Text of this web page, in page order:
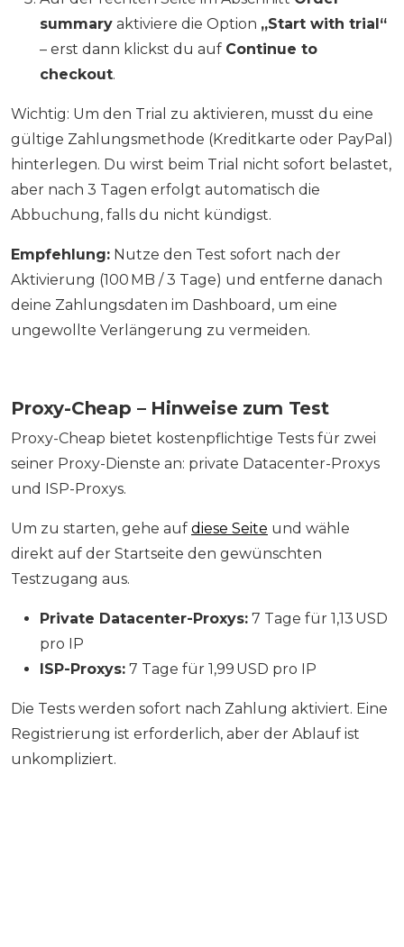
summary aktiviere die Option „Start with trial“
– erst dann klickst du auf Continue to
checkout.
Wichtig: Um den Trial zu aktivieren, musst du eine
gültige Zahlungsmethode (Kreditkarte oder PayPal)
hinterlegen. Du wirst beim Trial nicht sofort belastet,
aber nach 3 Tagen erfolgt automatisch die
Abbuchung, falls du nicht kündigst.
Empfehlung: Nutze den Test sofort nach der
Aktivierung (100 MB / 3 Tage) und entferne danach
deine Zahlungsdaten im Dashboard, um eine
ungewollte Verlängerung zu vermeiden.
Proxy-Cheap – Hinweise zum Test
Proxy-Cheap bietet kostenpflichtige Tests für zwei
seiner Proxy-Dienste an: private Datacenter-Proxys
und ISP-Proxys.
Um zu starten, gehe auf diese Seite und wähle
direkt auf der Startseite den gewünschten
Testzugang aus.
Private Datacenter-Proxys: 7 Tage für 1,13 USD
pro IP
ISP-Proxys: 7 Tage für 1,99 USD pro IP
Die Tests werden sofort nach Zahlung aktiviert. Eine
Registrierung ist erforderlich, aber der Ablauf ist
unkompliziert.